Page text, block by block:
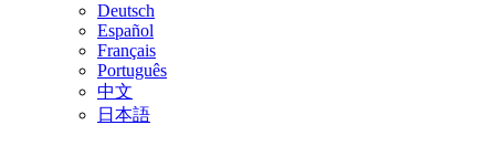
Deutsch
Español
Français
Português
中文
日本語